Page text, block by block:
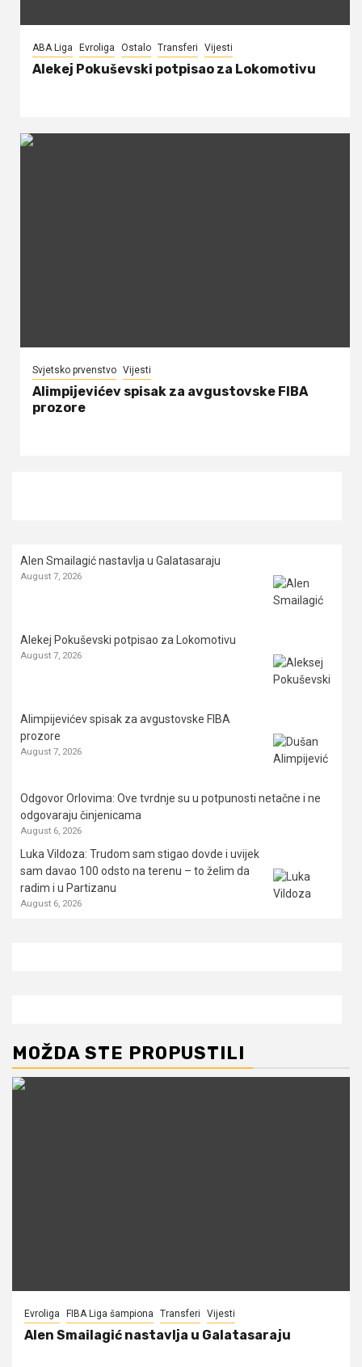
ABA Liga Evroliga Ostalo Transferi Vijesti
Alekej Pokuševski potpisao za Lokomotivu
Svjetsko prvenstvo Vijesti
Alimpijevićev spisak za avgustovske FIBA
prozore
Alen Smailagić nastavlja u Galatasaraju
August 7, 2026
Alekej Pokuševski potpisao za Lokomotivu
August 7, 2026
Alimpijevićev spisak za avgustovske FIBA
prozore
August 7, 2026
Odgovor Orlovima: ​Ove tvrdnje su u potpunosti netačne i ne
odgovaraju činjenicama
August 6, 2026
Luka Vildoza: Trudom sam stigao dovde i uvijek
sam davao 100 odsto na terenu – to želim da
radim i u Partizanu
August 6, 2026
MOŽDA STE PROPUSTILI
Evroliga FIBA Liga šampiona Transferi Vijesti
Alen Smailagić nastavlja u Galatasaraju